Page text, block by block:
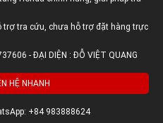
trợ tra cứu, chưa hỗ trợ đặt hàng trực
- ĐẠI DIỆN : ĐỖ VIỆT QUANG
HỆ NHANH
+84 983888624